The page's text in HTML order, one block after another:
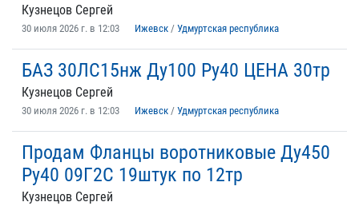
Кузнецов Сергей
30 июля 2026 г. в 12:03 Ижевск / Удмуртская республика
БАЗ 30ЛС15нж Ду100 Ру40 ЦЕНА 30тр
Кузнецов Сергей
30 июля 2026 г. в 12:03 Ижевск / Удмуртская республика
Продам Фланцы воротниковые Ду450
Ру40 09Г2С 19штук по 12тр
Кузнецов Сергей